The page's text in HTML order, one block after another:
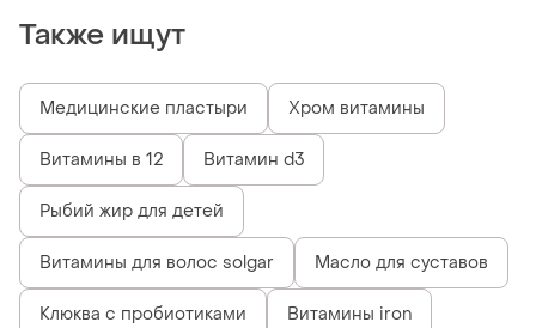
Также ищут
Медицинские пластыри Хром витамины
Витамины в 12 Витамин d3
Рыбий жир для детей
Витамины для волос solgar Масло для суставов
Клюква с пробиотиками Витамины iron